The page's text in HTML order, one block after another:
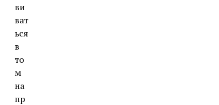
ви
ват
ься
в
то
м
на
пр